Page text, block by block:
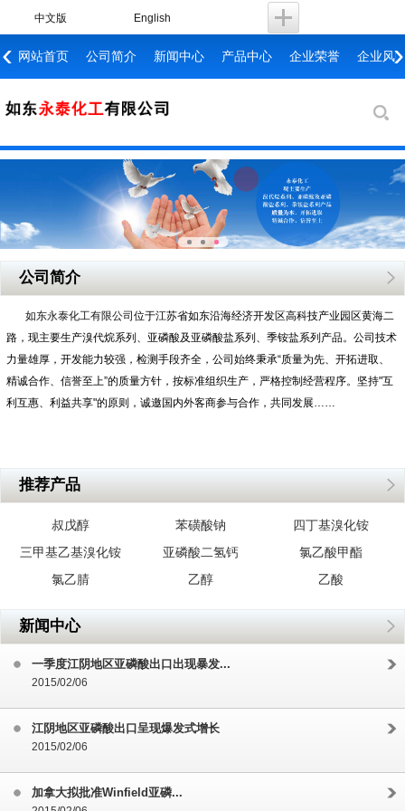
中文版 English
网站首页 公司简介 新闻中心 产品中心 企业荣誉 企业风
‹ ›
公司简介
如东永泰化工有限公司 位于江苏省如东沿海经济开发区高科技产业园区黄海二
路，现主要生产溴代烷系列、亚磷酸及亚磷酸盐系列、季铵盐系列产品。公司技术
力量雄厚，开发能力较强，检测手段齐全，公司始终秉承“质量为先、开拓进取、
精诚合作、信誉至上”的质量方针，按标准组织生产，严格控制经营程序。坚持"互
利互惠、利益共享"的原则，诚邀国内外客商参与合作，共同发展……
推荐产品
叔戊醇 苯磺酸钠
四丁基溴化铵
三甲基乙基溴化铵
亚磷酸二氢钙
氯乙酸甲酯
氯乙腈
乙醇 乙酸
新闻中心
一季度江阴地区亚磷酸出口出现暴发...
2015/02/06
江阴地区亚磷酸出口呈现爆发式增长
2015/02/06
加拿大拟批准Winfield亚磷...